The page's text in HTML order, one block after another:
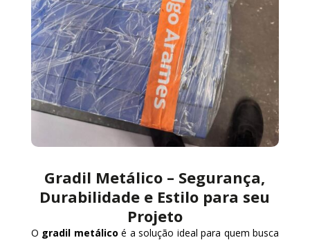
Gradil Metálico – Segurança,
Durabilidade e Estilo para seu
Projeto
O gradil metálico é a solução ideal para quem busca